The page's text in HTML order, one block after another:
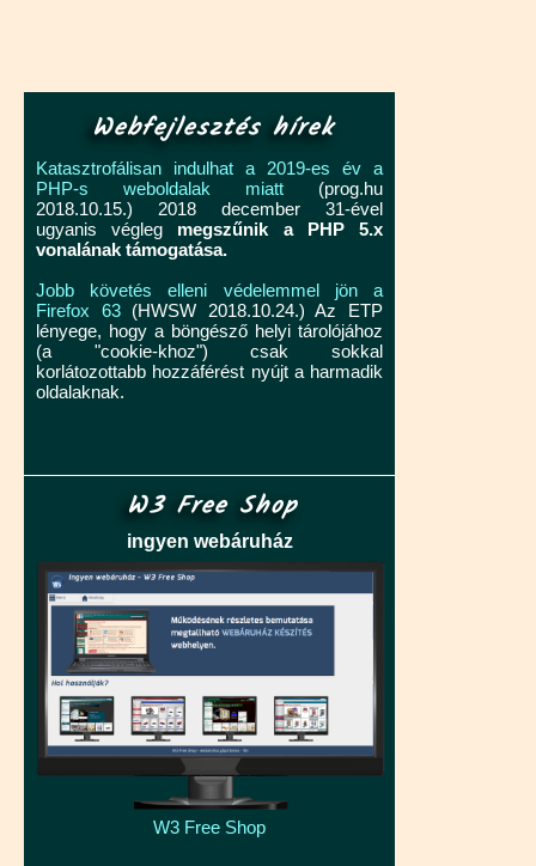
Webfejlesztés hírek
Katasztrofálisan indulhat a 2019-es év a
PHP-s weboldalak miatt (prog.hu
2018.10.15.) 2018 december 31-ével
ugyanis végleg megszűnik a PHP 5.x
vonalának támogatása.
Jobb követés elleni védelemmel jön a
Firefox 63(HWSW 2018.10.24.) Az ETP
lényege, hogy a böngésző helyi tárolójához
(a "cookie-khoz") csak sokkal
korlátozottabb hozzáférést nyújt a harmadik
oldalaknak.
W3 Free Shop
ingyen webáruház
W3 Free Shop